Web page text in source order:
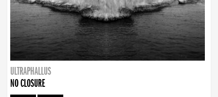
ULTRAPHALLUS
NO CLOSURE